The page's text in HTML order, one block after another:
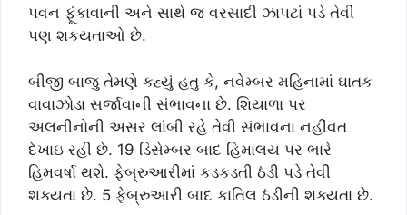
પવન ફૂંકાવાની અને સાથે જ વરસાદી ઝાપટાં પડે તેવી
પણ શકયતાઓ છે.
બીજી બાજુ તેમણે કહ્યું હતુ કે, નવેમ્બર મહિનામાં ઘાતક
વાવાઝોડા સર્જાવાની સંભાવના છે. શિયાળા પર
અલનીનોની અસર લાંબી રહે તેવી સંભાવના નહીંવત
દેખાઇ રહી છે. 19 ડિસેમ્બર બાદ હિમાલય પર ભારે
હિમવર્ષા થશે. ફેબ્રુઆરીમાં કડકડતી ઠંડી પડે તેવી
શક્યતા છે. 5 ફેબ્રુઆરી બાદ કાતિલ ઠંડીની શક્યતા છે.